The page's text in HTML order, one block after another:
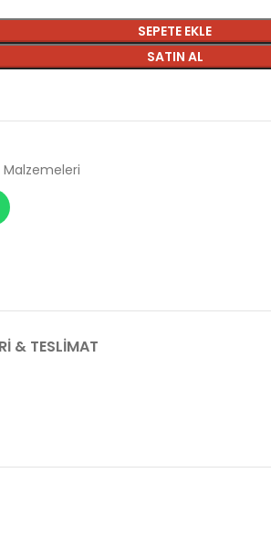
SEPETE EKLE
SATIN AL
Malzemeleri
& TESLIMAT